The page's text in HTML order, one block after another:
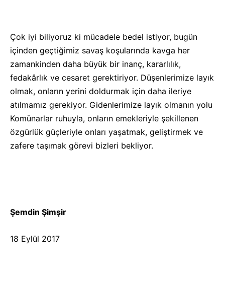
Çok iyi biliyoruz ki mücadele bedel istiyor, bugün
içinden geçtiğimiz savaş koşularında kavga her
zamankinden daha büyük bir inanç, kararlılık,
fedakârlık ve cesaret gerektiriyor. Düşenlerimize layık
olmak, onların yerini doldurmak için daha ileriye
atılmamız gerekiyor. Gidenlerimize layık olmanın yolu
Komünarlar ruhuyla, onların emekleriyle şekillenen
özgürlük güçleriyle onları yaşatmak, geliştirmek ve
zafere taşımak görevi bizleri bekliyor.
Şemdin Şimşir
18 Eylül 2017